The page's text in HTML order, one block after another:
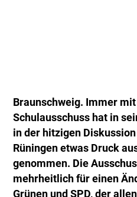
Braunschweig. Immer
Schulausschuss hat in
in der hitzigen
Rüningen etwas Druck
genommen. Die
mehrheitlich für einen
Grünen und SPD, der